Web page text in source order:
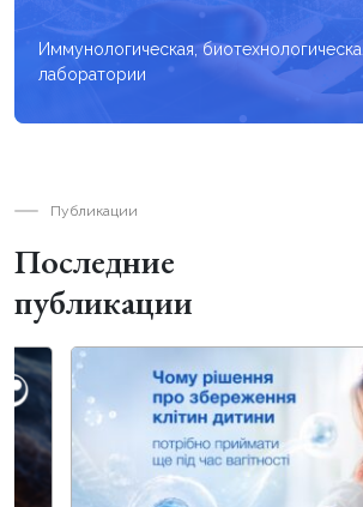
Иммунологическая,
лаборатории
Публикации
Последние
публикации